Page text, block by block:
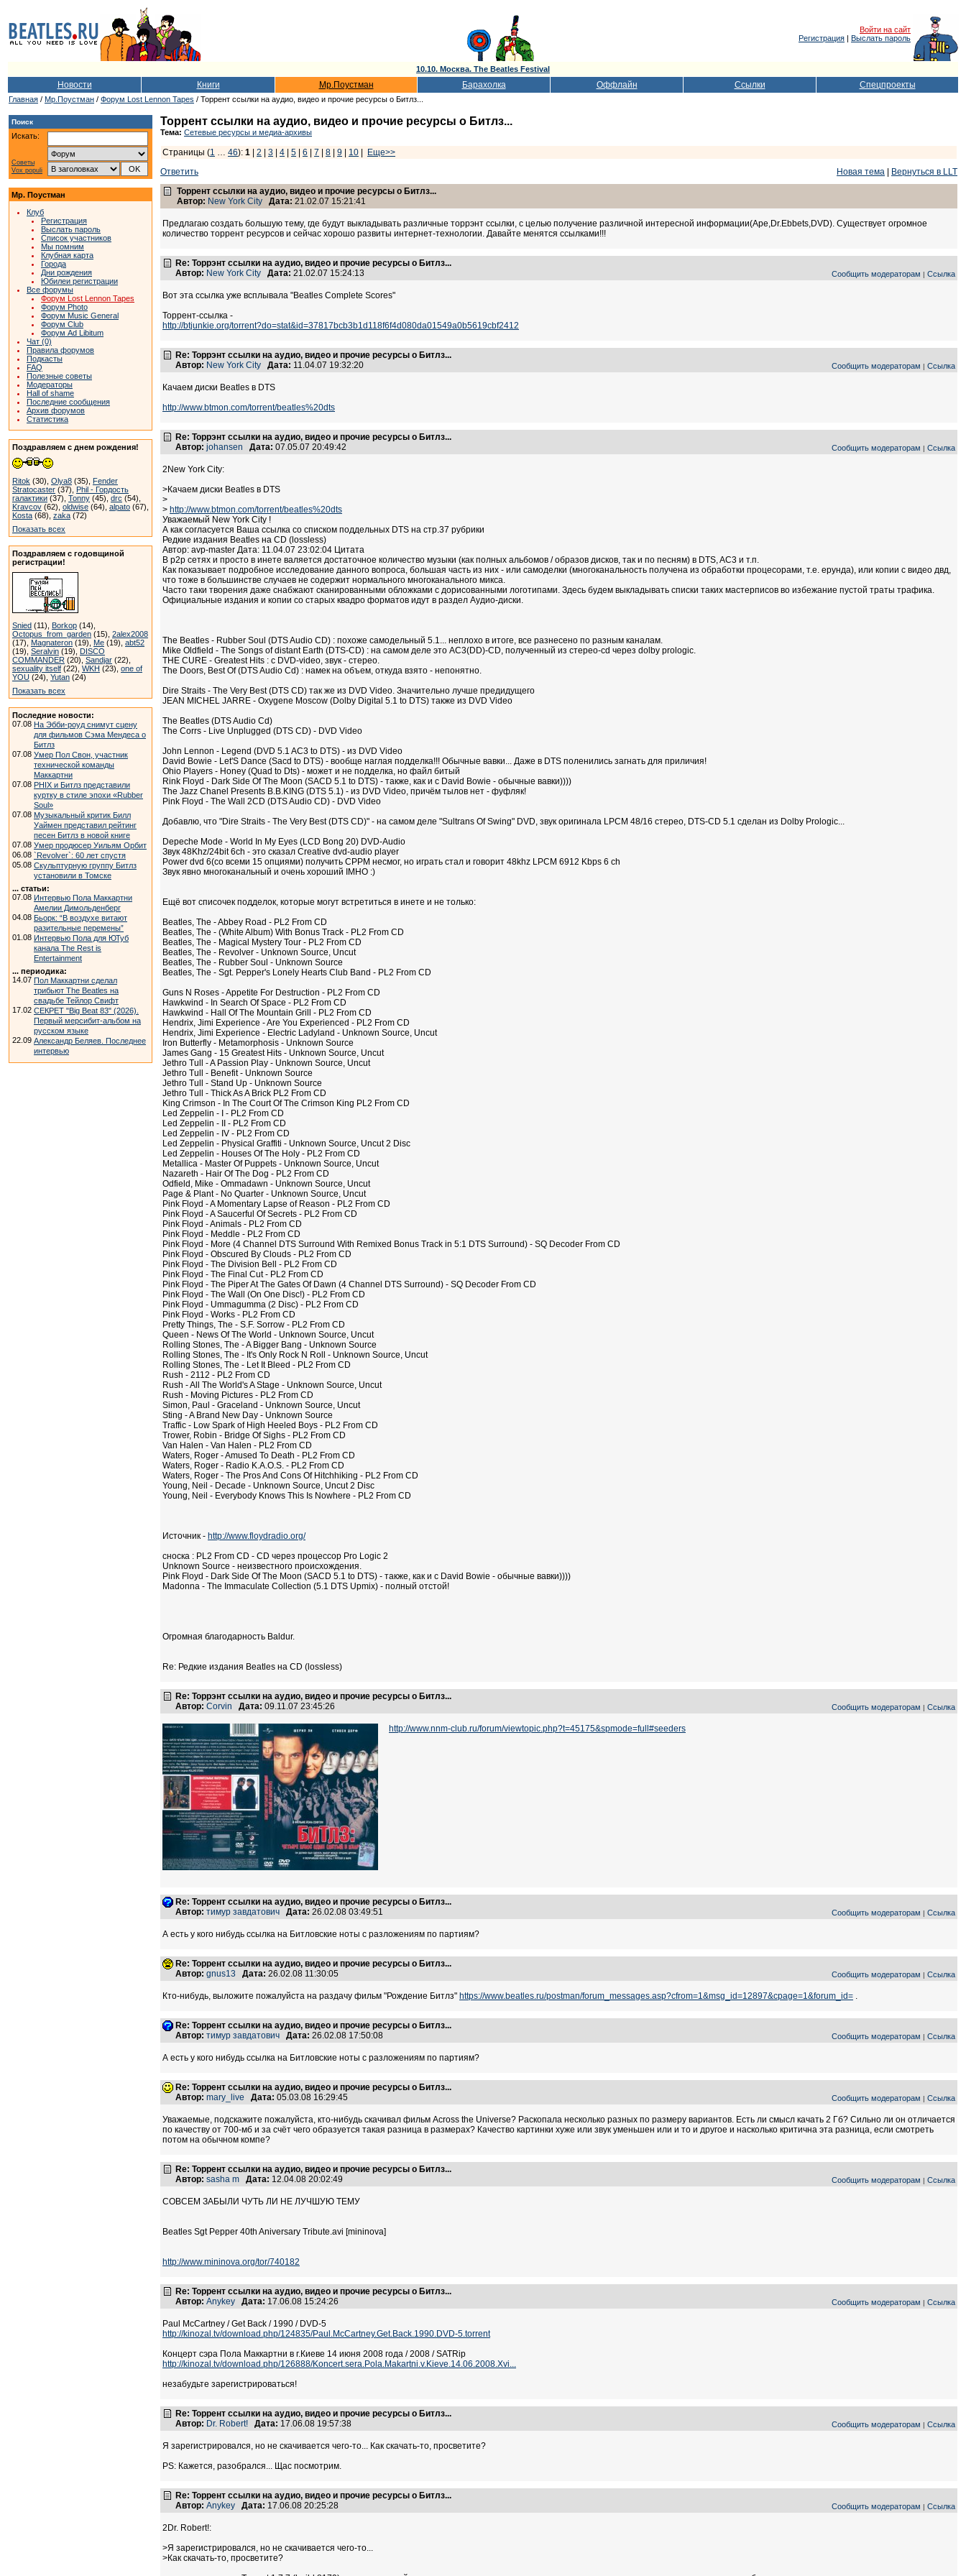
Войти на сайт
Регистрация | Выслать пароль
10.10. Москва. The Beatles Festival
Новости Книги Мр.Поустман Барахолка Оффлайн Ссылки Спецпроекты
Главная / Мр.Поустман / Форум Lost Lennon Tapes / Торрент ссылки на аудио, видео и прочие ресурсы о Битлз...
Поиск
Искать:
Советы
Vox populi
Мр. Поустман
Клуб
Регистрация
Выслать пароль
Список участников
Мы помним
Клубная карта
Города
Дни рождения
Юбилеи регистрации
Все форумы
Форум Lost Lennon Tapes
Форум Photo
Форум Music General
Форум Club
Форум Ad Libitum
Чат (0)
Правила форумов
Подкасты
FAQ
Полезные советы
Модераторы
Hall of shame
Последние сообщения
Архив форумов
Статистика
Поздравляем с днем рождения!
Ritok (30), Olya8 (35), Fender
Stratocaster (37), Phil - Гордость
галактики (37), Tonny (45), drc (54),
Kravcov (62), oldwise (64), alpato (67),
Kosta (68), zaka (72)
Показать всех
Поздравляем с годовщиной
регистрации!
Snied (11), Borkop (14),
Octopus_from_garden (15), 2alex2008
(17), Magnateron (19), Me (19), abt52
(19), Seralvin (19), DISCO
COMMANDER (20), Sandjar (22),
sexuality itself (22), WKH (23), one of
YOU (24), Yutan (24)
Показать всех
Последние новости:
07.08 На Эбби-роуд снимут сцену
для фильмов Сэма Мендеса о
Битлз
07.08 Умер Пол Свон, участник
технической команды
Маккартни
07.08 PHIX и Битлз представили
куртку в стиле эпохи «Rubber
Soul»
07.08 Музыкальный критик Билл
Уаймен представил рейтинг
песен Битлз в новой книге
07.08 Умер продюсер Уильям Орбит
06.08 `Revolver`: 60 лет спустя
05.08 Скульптурную группу Битлз
установили в Томске
... статьи:
07.08 Интервью Пола Маккартни
Амелии Димольденберг
04.08 Бьорк: “В воздухе витают
разительные перемены”
01.08 Интервью Пола для ЮТуб
канала The Rest is
Entertainment
... периодика:
14.07 Пол Маккартни сделал
трибьют The Beatles на
свадьбе Тейлор Свифт
17.02 СЕКРЕТ "Big Beat 83" (2026).
Первый мерсибит-альбом на
русском языке
22.09 Александр Беляев. Последнее
интервью
Торрент ссылки на аудио, видео и прочие ресурсы о Битлз...
Тема: Сетевые ресурсы и медиа-архивы
Страницы (1 … 46): 1 2 3 4 5 6 7 8 9 10
Еще>>
Ответить
Новая тема
Вернуться в LLT
Торрент ссылки на аудио, видео и прочие ресурсы о Битлз...
Автор: New York City Дата: 21.02.07 15:21:41
Предлагаю создать большую тему, где будут выкладывать различные торрэнт ссылки, с целью получение различной интересной информации(Ape,Dr.Ebbets,DVD). Существует огромное
количество торрент ресурсов и сейчас хорошо развиты интернет-технологии. Давайте менятся ссылками!!!
Re: Торрэнт ссылки на аудио, видео и прочие ресурсы о Битлз...
Автор: New York City Дата: 21.02.07 15:24:13 Сообщить модераторам | Ссылка
Вот эта ссылка уже всплывала "Beatles Complete Scores"
Торрент-ссылка -
http://btjunkie.org/torrent?do=stat&id=37817bcb3b1d118f6f4d080da01549a0b5619cbf2412
Re: Торрэнт ссылки на аудио, видео и прочие ресурсы о Битлз...
Автор: New York City Дата: 11.04.07 19:32:20 Сообщить модераторам | Ссылка
Качаем диски Beatles в DTS
http://www.btmon.com/torrent/beatles%20dts
Re: Торрэнт ссылки на аудио, видео и прочие ресурсы о Битлз...
Автор: johansen Дата: 07.05.07 20:49:42 Сообщить модераторам | Ссылка
2New York City:
>Качаем диски Beatles в DTS
>
> http://www.btmon.com/torrent/beatles%20dts
Уважаемый New York City !
А как согласуется Ваша ссылка со списком поддельных DTS на стр.37 рубрики
Редкие издания Beatles на CD (lossless)
Автор: avp-master Дата: 11.04.07 23:02:04 Цитата
В p2p сетях и просто в инете валяется достаточное количество музыки (как полных альбомов / образов дисков, так и по песням) в DTS, AC3 и т.п.
Как показывает подробное исследование данного вопроса, большая часть из них - или самоделки (многоканальность получена из обработки процесорами, т.е. ерунда), или копии с видео двд,
что тоже в большинстве случаев не содержит нормального многоканального микса.
Часто таки творения даже снабжают сканированными обложками с дорисованными логотипами. Здесь будем выкладывать списки таких мастерписов во избежание пустой траты трафика.
Официальные издания и копии со старых квадро форматов идут в раздел Аудио-диски.
The Beatles - Rubber Soul (DTS Audio CD) : похоже самодельный 5.1... неплохо в итоге, все разнесено по разным каналам.
Mike Oldfield - The Songs of distant Earth (DTS-CD) : на самом деле это AC3(DD)-CD, полученный из стерео-cd через dolby prologic.
THE CURE - Greatest Hits : с DVD-video, звук - стерео.
The Doors, Best Of (DTS Audio Cd) : намек на объем, откуда взято - непонятно.
Dire Straits - The Very Best (DTS CD) так же из DVD Video. Значительно лучше предидущего
JEAN MICHEL JARRE - Oxygene Moscow (Dolby Digital 5.1 to DTS) также из DVD Video
The Beatles (DTS Audio Cd)
The Corrs - Live Unplugged (DTS CD) - DVD Video
John Lennon - Legend (DVD 5.1 AC3 to DTS) - из DVD Video
David Bowie - Let'S Dance (Sacd to DTS) - вообще наглая подделка!!! Обычные вавки... Даже в DTS поленились загнать для приличия!
Ohio Players - Honey (Quad to Dts) - может и не подделка, но файл битый
Rink Floyd - Dark Side Of The Moon (SACD 5.1 to DTS) - также, как и с David Bowie - обычные вавки))))
The Jazz Chanel Presents B.B.KING (DTS 5.1) - из DVD Video, причём тылов нет - фуфляк!
Pink Floyd - The Wall 2CD (DTS Audio CD) - DVD Video
Добавлю, что "Dire Straits - The Very Best (DTS CD)" - на самом деле "Sultrans Of Swing" DVD, звук оригинала LPCM 48/16 стерео, DTS-CD 5.1 сделан из Dolby Prologic...
Depeche Mode - World In My Eyes (LCD Bong 20) DVD-Audio
Звук 48Khz/24bit 6ch - это сказал Creative dvd-audio player
Power dvd 6(со всеми 15 опциями) получить CPPM несмог, но играть стал и говорит 48khz LPCM 6912 Kbps 6 ch
Звук явно многоканальный и очень хороший IMHO :)
Ещё вот списочек подделок, которые могут встретиться в инете и не только:
Beatles, The - Abbey Road - PL2 From CD
Beatles, The - (White Album) With Bonus Track - PL2 From CD
Beatles, The - Magical Mystery Tour - PL2 From CD
Beatles, The - Revolver - Unknown Source, Uncut
Beatles, The - Rubber Soul - Unknown Source
Beatles, The - Sgt. Pepper's Lonely Hearts Club Band - PL2 From CD
Guns N Roses - Appetite For Destruction - PL2 From CD
Hawkwind - In Search Of Space - PL2 From CD
Hawkwind - Hall Of The Mountain Grill - PL2 From CD
Hendrix, Jimi Experience - Are You Experienced - PL2 From CD
Hendrix, Jimi Experience - Electric Ladyland - Unknown Source, Uncut
Iron Butterfly - Metamorphosis - Unknown Source
James Gang - 15 Greatest Hits - Unknown Source, Uncut
Jethro Tull - A Passion Play - Unknown Source, Uncut
Jethro Tull - Benefit - Unknown Source
Jethro Tull - Stand Up - Unknown Source
Jethro Tull - Thick As A Brick PL2 From CD
King Crimson - In The Court Of The Crimson King PL2 From CD
Led Zeppelin - I - PL2 From CD
Led Zeppelin - II - PL2 From CD
Led Zeppelin - IV - PL2 From CD
Led Zeppelin - Physical Graffiti - Unknown Source, Uncut 2 Disc
Led Zeppelin - Houses Of The Holy - PL2 From CD
Metallica - Master Of Puppets - Unknown Source, Uncut
Nazareth - Hair Of The Dog - PL2 From CD
Odfield, Mike - Ommadawn - Unknown Source, Uncut
Page & Plant - No Quarter - Unknown Source, Uncut
Pink Floyd - A Momentary Lapse of Reason - PL2 From CD
Pink Floyd - A Saucerful Of Secrets - PL2 From CD
Pink Floyd - Animals - PL2 From CD
Pink Floyd - Meddle - PL2 From CD
Pink Floyd - More (4 Channel DTS Surround With Remixed Bonus Track in 5:1 DTS Surround) - SQ Decoder From CD
Pink Floyd - Obscured By Clouds - PL2 From CD
Pink Floyd - The Division Bell - PL2 From CD
Pink Floyd - The Final Cut - PL2 From CD
Pink Floyd - The Piper At The Gates Of Dawn (4 Channel DTS Surround) - SQ Decoder From CD
Pink Floyd - The Wall (On One Disc!) - PL2 From CD
Pink Floyd - Ummagumma (2 Disc) - PL2 From CD
Pink Floyd - Works - PL2 From CD
Pretty Things, The - S.F. Sorrow - PL2 From CD
Queen - News Of The World - Unknown Source, Uncut
Rolling Stones, The - A Bigger Bang - Unknown Source
Rolling Stones, The - It's Only Rock N Roll - Unknown Source, Uncut
Rolling Stones, The - Let It Bleed - PL2 From CD
Rush - 2112 - PL2 From CD
Rush - All The World's A Stage - Unknown Source, Uncut
Rush - Moving Pictures - PL2 From CD
Simon, Paul - Graceland - Unknown Source, Uncut
Sting - A Brand New Day - Unknown Source
Traffic - Low Spark of High Heeled Boys - PL2 From CD
Trower, Robin - Bridge Of Sighs - PL2 From CD
Van Halen - Van Halen - PL2 From CD
Waters, Roger - Amused To Death - PL2 From CD
Waters, Roger - Radio K.A.O.S. - PL2 From CD
Waters, Roger - The Pros And Cons Of Hitchhiking - PL2 From CD
Young, Neil - Decade - Unknown Source, Uncut 2 Disc
Young, Neil - Everybody Knows This Is Nowhere - PL2 From CD
Источник - http://www.floydradio.org/
сноска : PL2 From CD - CD через процессор Pro Logic 2
Unknown Source - неизвестного происхождения.
Pink Floyd - Dark Side Of The Moon (SACD 5.1 to DTS) - также, как и с David Bowie - обычные вавки))))
Madonna - The Immaculate Collection (5.1 DTS Upmix) - полный отстой!
Огромная благодарность Baldur.
Re: Редкие издания Beatles на CD (lossless)
Re: Торрэнт ссылки на аудио, видео и прочие ресурсы о Битлз...
Автор: Corvin Дата: 09.11.07 23:45:26 Сообщить модераторам | Ссылка
http://www.nnm-club.ru/forum/viewtopic.php?t=45175&spmode=full#seeders
Re: Торрент ссылки на аудио, видео и прочие ресурсы о Битлз...
Автор: тимур завдатович Дата: 26.02.08 03:49:51 Сообщить модераторам | Ссылка
А есть у кого нибудь ссылка на Битловские ноты с разложениям по партиям?
Re: Торрент ссылки на аудио, видео и прочие ресурсы о Битлз...
Автор: gnus13 Дата: 26.02.08 11:30:05 Сообщить модераторам | Ссылка
Кто-нибудь, выложите пожалуйста на раздачу фильм "Рождение Битлз" https://www.beatles.ru/postman/forum_messages.asp?cfrom=1&msg_id=12897&cpage=1&forum_id= .
Re: Торрент ссылки на аудио, видео и прочие ресурсы о Битлз...
Автор: тимур завдатович Дата: 26.02.08 17:50:08 Сообщить модераторам | Ссылка
А есть у кого нибудь ссылка на Битловские ноты с разложениям по партиям?
Re: Торрент ссылки на аудио, видео и прочие ресурсы о Битлз...
Автор: mary_live Дата: 05.03.08 16:29:45 Сообщить модераторам | Ссылка
Уважаемые, подскажите пожалуйста, кто-нибудь скачивал фильм Across the Universe? Раскопала несколько разных по размеру вариантов. Есть ли смысл качать 2 Гб? Сильно ли он отличается
по качеству от 700-мб и за счёт чего образуется такая разница в размерах? Качество картинки хуже или звук уменьшен или и то и другое и насколько критична эта разница, если смотреть
потом на обычном компе?
Re: Торрент ссылки на аудио, видео и прочие ресурсы о Битлз...
Автор: sasha m Дата: 12.04.08 20:02:49 Сообщить модераторам | Ссылка
СОВСЕМ ЗАБЫЛИ ЧУТЬ ЛИ НЕ ЛУЧШУЮ ТЕМУ
Beatles Sgt Pepper 40th Aniversary Tribute.avi [mininova]
http://www.mininova.org/tor/740182
Re: Торрент ссылки на аудио, видео и прочие ресурсы о Битлз...
Автор: Anykey Дата: 17.06.08 15:24:26 Сообщить модераторам | Ссылка
Paul McCartney / Get Back / 1990 / DVD-5
http://kinozal.tv/download.php/124835/Paul.McCartney.Get.Back.1990.DVD-5.torrent
Концерт сэра Пола Маккартни в г.Киеве 14 июня 2008 года / 2008 / SATRip
http://kinozal.tv/download.php/126888/Koncert.sera.Pola.Makartni.v.Kieve.14.06.2008.Xvi...
незабудьте зарегистрироваться!
Re: Торрент ссылки на аудио, видео и прочие ресурсы о Битлз...
Автор: Dr. Robert! Дата: 17.06.08 19:57:38 Сообщить модераторам | Ссылка
Я зарегистрировался, но не скачивается чего-то... Как скачать-то, просветите?
PS: Кажется, разобрался... Щас посмотрим.
Re: Торрент ссылки на аудио, видео и прочие ресурсы о Битлз...
Автор: Anykey Дата: 17.06.08 20:25:28 Сообщить модераторам | Ссылка
2Dr. Robert!:
>Я зарегистрировался, но не скачивается чего-то...
>Как скачать-то, просветите?